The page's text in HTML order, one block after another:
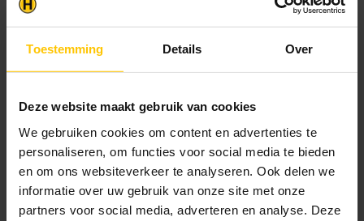
Toestemming Details Over
Deze website maakt gebruik van cookies
We gebruiken cookies om content en advertenties te
personaliseren, om functies voor social media te bieden
en om ons websiteverkeer te analyseren. Ook delen we
informatie over uw gebruik van onze site met onze
partners voor social media, adverteren en analyse. Deze
Heb je een vraag? Stel je vraag via onze chat,
bekijk onzeveelgestelde vragenof neem
graag verder met het samenstellen van uw
bestelling.
Afhalen en zeker weten dan uw
producten aanwezig zijn?:
1.Voeg alle gewenste producten toe in de
winkelwagen.